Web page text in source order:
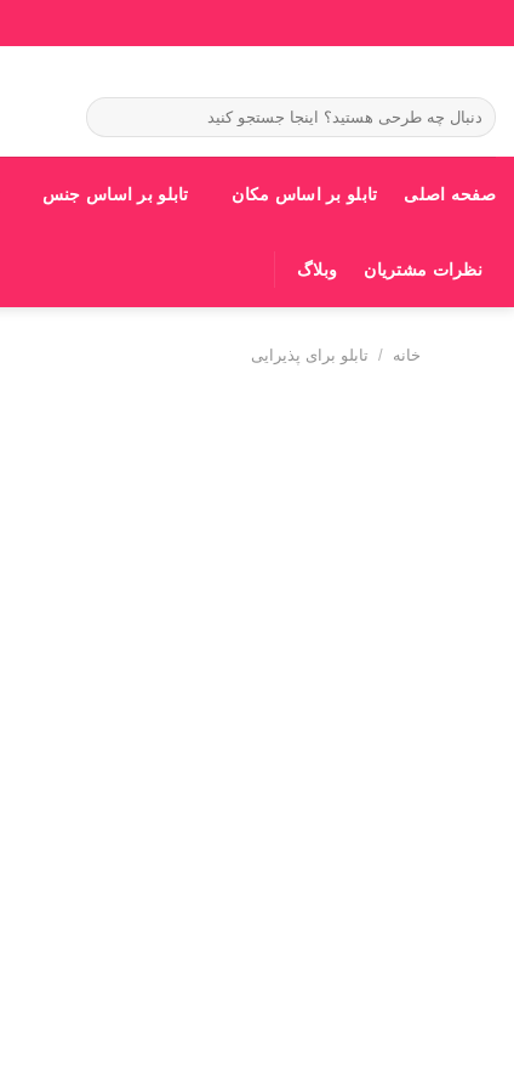
to
جستجو
برای:
صفحه اصلی تابلو بر اساس مکان تابلو بر اساس جنس
نظرات مشتریان وبلاگ
خانه / تابلو برای پذیرایی